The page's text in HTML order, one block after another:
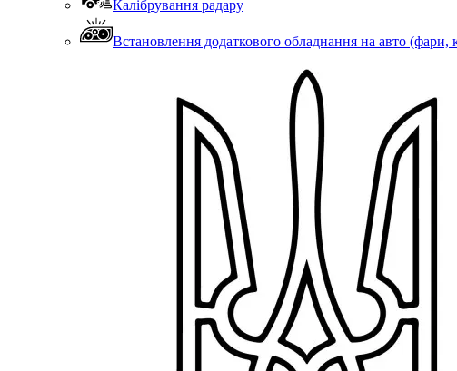
Калібрування радару
Встановлення додаткового обладнання на авто (фари,